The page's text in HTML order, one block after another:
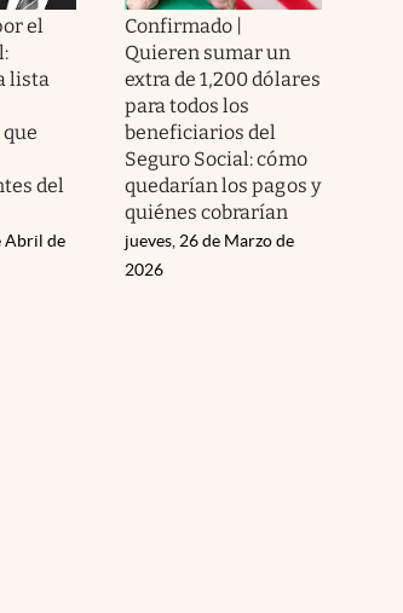
el
lista
del
Abril de
Confirmado |
Quieren sumar un
extra de 1,200 dólares
para todos los
beneficiarios del
Seguro Social: cómo
quedarían los pagos y
quiénes cobrarían
jueves, 26 de Marzo de
2026